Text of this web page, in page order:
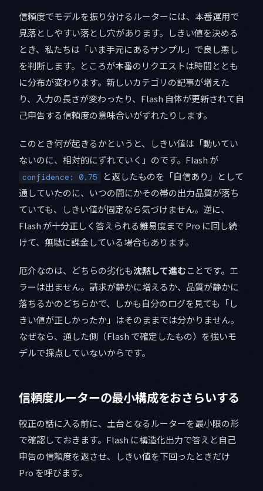
信頼度でモデルを振り分けるルーターには、本番運用で
見落としやすい落とし穴があります。しきい値を決める
とき、私たちは「いま手元にあるサンプル」で良し悪し
を判断します。ところが本番のリクエストは時間ととも
に分布が変わります。新しいカテゴリの記事が増えた
り、入力の長さが変わったり、Flash 自体が更新されて自
己申告する信頼度の意味合いがずれたりします。
このとき何が起きるかというと、しきい値は「動いてい
ないのに、相対的にずれていく」のです。Flash が
confidence: 0.75
と返したものを「自信あり」として
通していたのに、いつの間にかその帯の出力品質が落ち
ていても、しきい値が固定なら気づけません。逆に、
Flash が十分正しく答えられる難易度まで Pro に回し続
けて、無駄に課金している場合もあります。
厄介なのは、どちらの劣化も沈黙して進むことです。エ
ラーは出ません。請求が静かに増えるか、品質が静かに
落ちるかのどちらかで、しかも自分のログを見ても「し
きい値が正しかったか」はそのままでは分かりません。
なぜなら、通した側（Flash で確定したもの）を強いモ
デルで採点していないからです。
信頼度ルーターの最小構成をおさらいする
較正の話に入る前に、土台となるルーターを最小限の形
で確認しておきます。Flash に構造化出力で答えと自己
申告の信頼度を返させ、しきい値を下回ったときだけ
Pro を呼びます。